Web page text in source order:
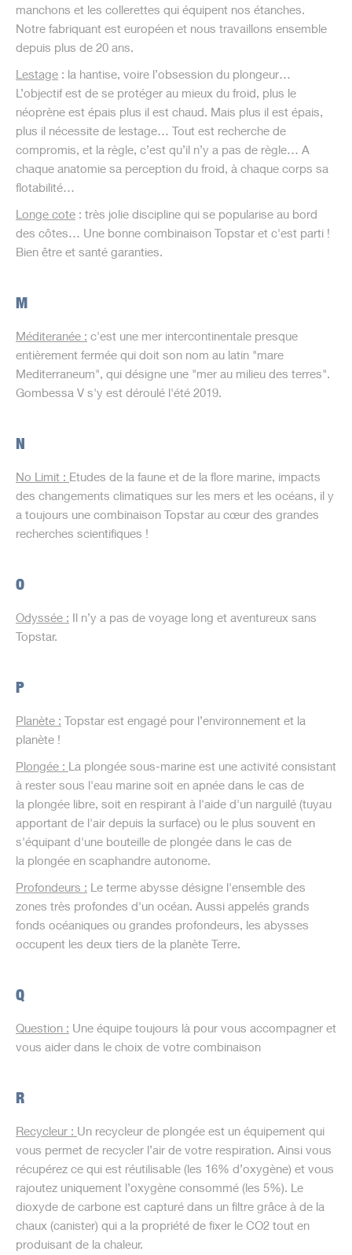
manchons et les collerettes qui équipent nos étanches.
Notre fabriquant est européen et nous travaillons ensemble
depuis plus de 20 ans.
Lestage : la hantise, voire l’obsession du plongeur…
L’objectif est de se protéger au mieux du froid, plus le
néoprène est épais plus il est chaud. Mais plus il est épais,
plus il nécessite de lestage… Tout est recherche de
compromis, et la règle, c’est qu’il n’y a pas de règle… A
chaque anatomie sa perception du froid, à chaque corps sa
flotabilité…
Longe cote : très jolie discipline qui se popularise au bord
des côtes… Une bonne combinaison Topstar et c'est parti !
Bien être et santé garanties.
M
Méditeranée : c'est une mer intercontinentale presque
entièrement fermée qui doit son nom au latin "mare
Mediterraneum", qui désigne une "mer au milieu des terres".
Gombessa V s'y est déroulé l'été 2019.
N
No Limit : Etudes de la faune et de la flore marine, impacts
des changements climatiques sur les mers et les océans, il y
a toujours une combinaison Topstar au cœur des grandes
recherches scientifiques !
O
Odyssée : Il n’y a pas de voyage long et aventureux sans
Topstar.
P
Planète : Topstar est engagé pour l’environnement et la
planète !
Plongée : La plongée sous-marine est une activité consistant
à rester sous l'eau marine soit en apnée dans le cas de
la plongée libre, soit en respirant à l'aide d'un narguilé (tuyau
apportant de l'air depuis la surface) ou le plus souvent en
s'équipant d'une bouteille de plongée dans le cas de
la plongée en scaphandre autonome.
Profondeurs : Le terme abysse désigne l'ensemble des
zones très profondes d'un océan. Aussi appelés grands
fonds océaniques ou grandes profondeurs, les abysses
occupent les deux tiers de la planète Terre.
Q
Question : Une équipe toujours là pour vous accompagner et
vous aider dans le choix de votre combinaison
R
Recycleur : Un recycleur de plongée est un équipement qui
vous permet de recycler l’air de votre respiration. Ainsi vous
récupérez ce qui est réutilisable (les 16% d’oxygène) et vous
rajoutez uniquement l’oxygène consommé (les 5%). Le
dioxyde de carbone est capturé dans un filtre grâce à de la
chaux (canister) qui a la propriété de fixer le CO2 tout en
produisant de la chaleur.